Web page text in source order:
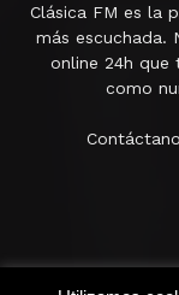
Clásica FM es la
más escuchada.
online 24h que
como